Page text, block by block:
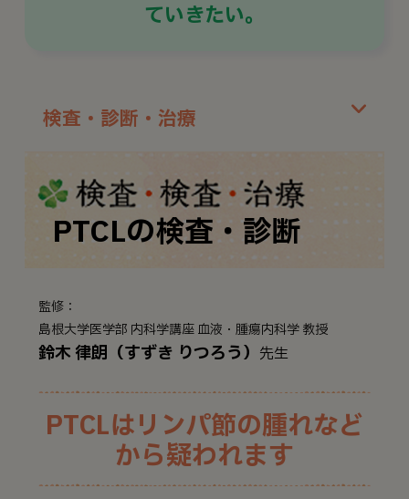
ていきたい。
検査・診断・治療
PTCLの検査・診断
監修：
島根大学医学部 内科学講座 血液・腫瘍内科学 教授
鈴木 律朗（すずき りつろう） 先生
PTCLはリンパ節の腫れなど
から疑われます